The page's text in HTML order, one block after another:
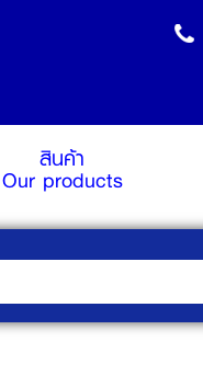
สินค้า
Our products